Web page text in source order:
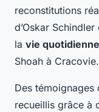
reconstitutions
d’Oskar
la vie
Shoah à Cracovie.
Des témoignages
recueillis grâce à